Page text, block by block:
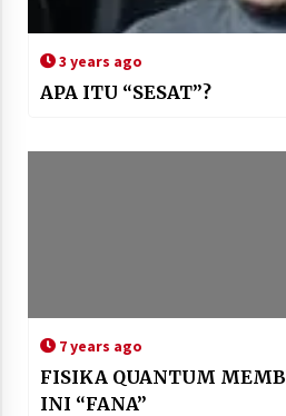
3 years ago
APA ITU “SESAT”?
7 years ago
FISIKA QUANTUM
INI “FANA”